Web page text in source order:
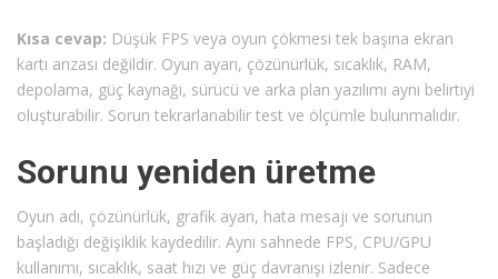
Kısa cevap: Düşük FPS veya oyun çökmesi tek başına ekran
kartı arızası değildir. Oyun ayarı, çözünürlük, sıcaklık, RAM,
depolama, güç kaynağı, sürücü ve arka plan yazılımı aynı belirtiyi
oluşturabilir. Sorun tekrarlanabilir test ve ölçümle bulunmalıdır.
Sorunu yeniden üretme
Oyun adı, çözünürlük, grafik ayarı, hata mesajı ve sorunun
başladığı değişiklik kaydedilir. Aynı sahnede FPS, CPU/GPU
kullanımı, sıcaklık, saat hızı ve güç davranışı izlenir. Sadece